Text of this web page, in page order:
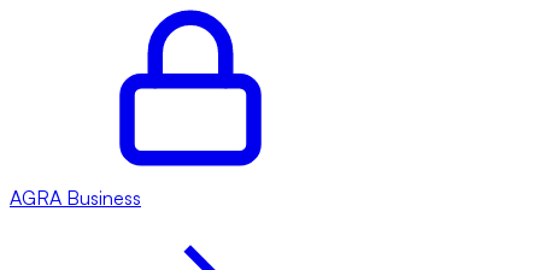
AGRA Business